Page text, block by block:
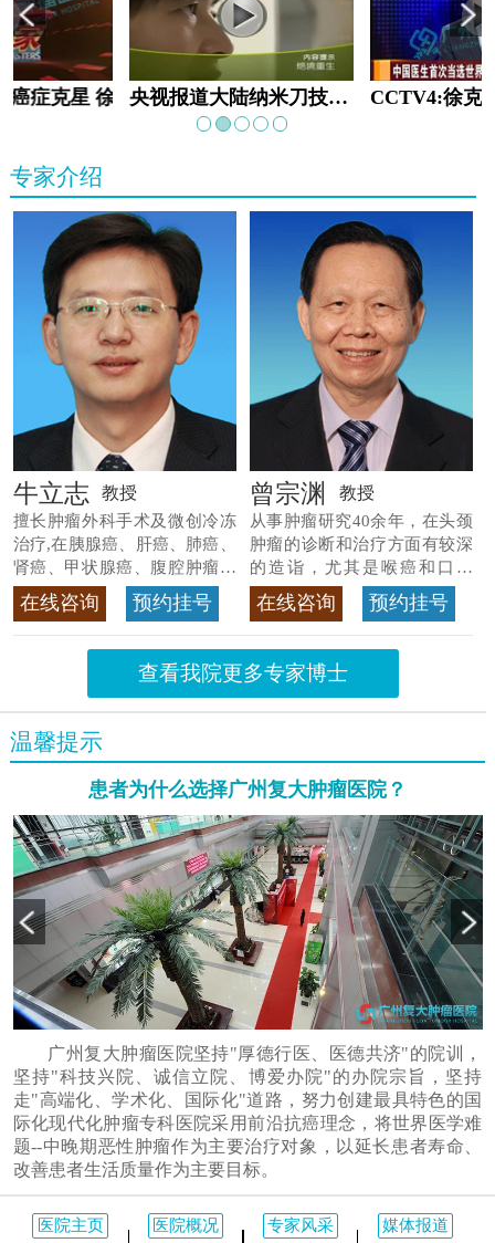
癌症克星 徐克成 央视报道大陆纳米刀技术手术：绝境重生
专家介绍
牛立志 教授
擅长肿瘤外科手术及微创冷冻
治疗,在胰腺癌、肝癌、肺癌、
肾癌、甲状腺癌、腹腔肿瘤等
>>查看专家详情
在线咨询 预约挂号
曾宗渊 教授
从事肿瘤研究40余年，在头颈
肿瘤的诊断和治疗方面有较深
的造诣，尤其是喉癌和口腔
癌，迄今仍是广东喉癌单病种
首席专家 >>查看专家详情
在线咨询 预约挂号
查看我院更多专家博士
温馨提示
患者为什么选择广州复大肿瘤医院？
广州复大肿瘤医院坚持"厚德行医、医德共济"的院训，
坚持"科技兴院、诚信立院、博爱办院"的办院宗旨，坚持
走"高端化、学术化、国际化"道路，努力创建最具特色的国
际化现代化肿瘤专科医院采用前沿抗癌理念，将世界医学难
题--中晚期恶性肿瘤作为主要治疗对象，以延长患者寿命、
改善患者生活质量作为主要目标。
医院主页 医院概况 专家风采 媒体报道